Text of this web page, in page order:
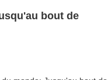
bout de